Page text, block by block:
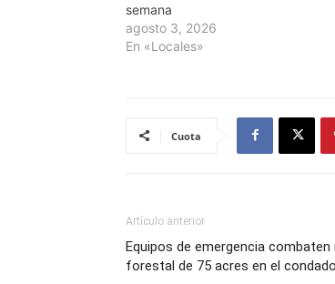
semana
agosto 3, 2026
En «Locales»
Cuota
Artículo anterior
Equipos de emergencia combaten
forestal de 75 acres en el